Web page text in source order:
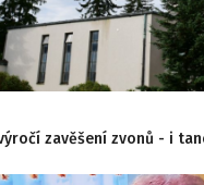
zavěšení zvonů - i